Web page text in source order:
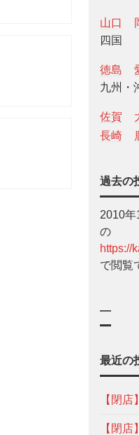
山口
四国
徳島
九州・
佐賀
長崎
過去の
2010
の
https://
で閲覧
—
最近の
【閉
【閉